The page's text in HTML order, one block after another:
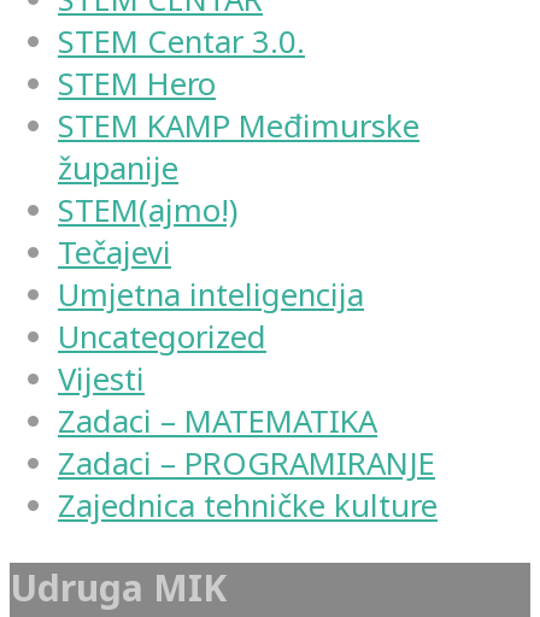
STEM Centar 3.0.
STEM Hero
STEM KAMP Međimurske
županije
STEM(ajmo!)
Tečajevi
Umjetna inteligencija
Uncategorized
Vijesti
Zadaci – MATEMATIKA
Zadaci – PROGRAMIRANJE
Zajednica tehničke kulture
Udruga MIK